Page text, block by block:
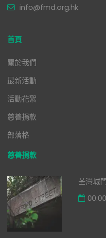
info@fmd.org.hk
首頁
關於我們
最新活動
活動花絮
慈善捐款
部落格
慈善捐款
荃灣城